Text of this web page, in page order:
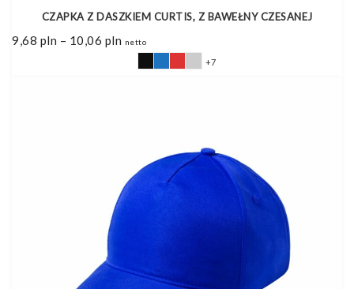
CZAPKA Z DASZKIEM CURTIS, Z BAWEŁNY CZESANEJ
9,68 pln – 10,06 pln Zakres
cen:
9,68 pln
netto
+7